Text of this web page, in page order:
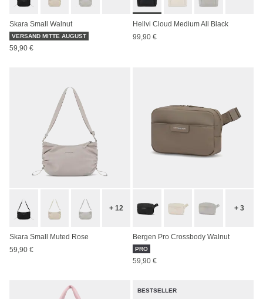
Skara Small Walnut
VERSAND MITTE AUGUST
59,90 €
Hellvi Cloud Medium All Black
99,90 €
+ 12
Skara Small Muted Rose
59,90 €
+ 3
Bergen Pro Crossbody Walnut
PRO
59,90 €
BESTSELLER